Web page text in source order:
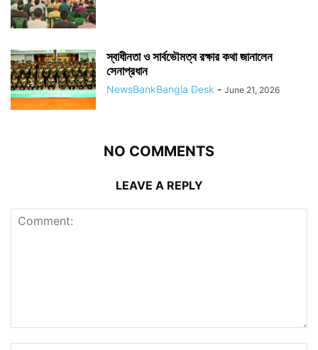
স্বাধীনতা ও সার্বভৌমত্ব রক্ষার কথা জানালেন
সেনাপ্রধান
NewsBankBangla Desk - June 21, 2026
NO COMMENTS
LEAVE A REPLY